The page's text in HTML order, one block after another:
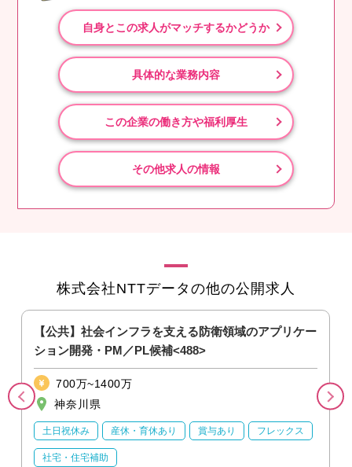
自身とこの求人がマッチするかどうか
具体的な業務内容
この企業の働き方や福利厚生
その他求人の情報
株式会社NTTデータの他の公開求人
【公共】社会インフラを支える防衛領域のアプリケー
ション開発・PM／PL候補<488>
700万~1400万
神奈川県
土日祝休み 産休・育休あり 賞与あり フレックス
社宅・住宅補助